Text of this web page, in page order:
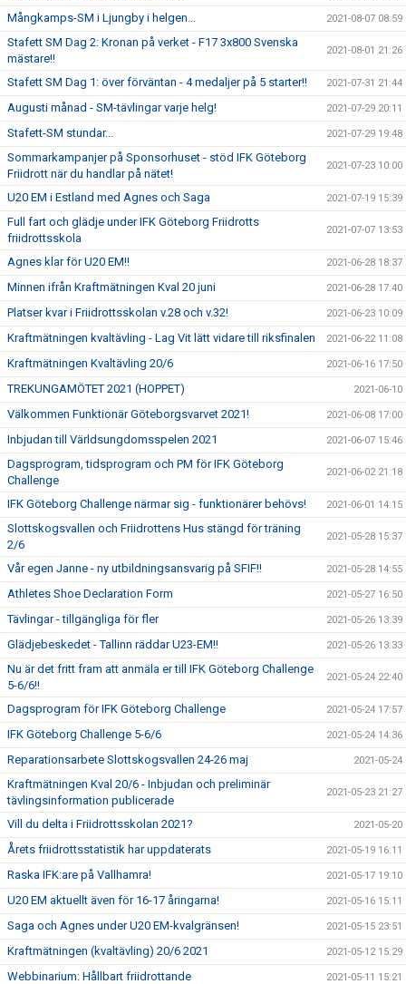
Mångkamps-SM i Ljungby i helgen... 2021-08-07 08:59
Stafett SM Dag 2: Kronan på verket - F17 3x800 Svenska
mästare!!
2021-08-01 21:26
Stafett SM Dag 1: över förväntan - 4 medaljer på 5 starter!! 2021-07-31 21:44
Augusti månad - SM-tävlingar varje helg! 2021-07-29 20:11
Stafett-SM stundar... 2021-07-29 19:48
Sommarkampanjer på Sponsorhuset - stöd IFK Göteborg
Friidrott när du handlar på nätet!
2021-07-23 10:00
U20 EM i Estland med Agnes och Saga 2021-07-19 15:39
Full fart och glädje under IFK Göteborg Friidrotts
friidrottsskola
2021-07-07 13:53
Agnes klar för U20 EM!! 2021-06-28 18:37
Minnen ifrån Kraftmätningen Kval 20 juni 2021-06-28 17:40
Platser kvar i Friidrottsskolan v.28 och v.32! 2021-06-23 10:09
Kraftmätningen kvaltävling - Lag Vit lätt vidare till riksfinalen 2021-06-22 11:08
Kraftmätningen Kvaltävling 20/6 2021-06-16 17:50
TREKUNGAMÖTET 2021 (HOPPET) 2021-06-10
Välkommen Funktionär Göteborgsvarvet 2021! 2021-06-08 17:00
Inbjudan till Världsungdomsspelen 2021 2021-06-07 15:46
Dagsprogram, tidsprogram och PM för IFK Göteborg
Challenge
2021-06-02 21:18
IFK Göteborg Challenge närmar sig - funktionärer behövs! 2021-06-01 14:15
Slottskogsvallen och Friidrottens Hus stängd för träning
2/6
2021-05-28 15:37
Vår egen Janne - ny utbildningsansvarig på SFIF!! 2021-05-28 14:55
Athletes Shoe Declaration Form 2021-05-27 16:50
Tävlingar - tillgängliga för fler 2021-05-26 13:39
Glädjebeskedet - Tallinn räddar U23-EM!! 2021-05-26 13:33
Nu är det fritt fram att anmäla er till IFK Göteborg Challenge
5-6/6!!
2021-05-24 22:40
Dagsprogram för IFK Göteborg Challenge 2021-05-24 17:57
IFK Göteborg Challenge 5-6/6 2021-05-24 14:36
Reparationsarbete Slottskogsvallen 24-26 maj 2021-05-24
Kraftmätningen Kval 20/6 - Inbjudan och preliminär
tävlingsinformation publicerade
2021-05-23 21:27
Vill du delta i Friidrottsskolan 2021? 2021-05-20
Årets friidrottsstatistik har uppdaterats 2021-05-19 16:11
Raska IFK:are på Vallhamra! 2021-05-17 19:10
U20 EM aktuellt även för 16-17 åringarna! 2021-05-16 15:11
Saga och Agnes under U20 EM-kvalgränsen! 2021-05-15 23:51
Kraftmätningen (kvaltävling) 20/6 2021 2021-05-12 15:29
Webbinarium: Hållbart friidrottande 2021-05-11 15:21